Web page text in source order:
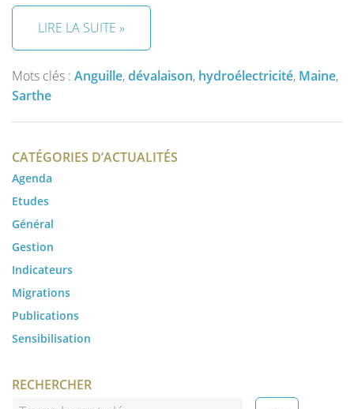
LIRE LA SUITE »
Mots clés : Anguille,dévalaison, hydroélectricité, Maine,
Sarthe
CATÉGORIES D’ACTUALITÉS
Agenda
Etudes
Général
Gestion
Indicateurs
Migrations
Publications
Sensibilisation
RECHERCHER